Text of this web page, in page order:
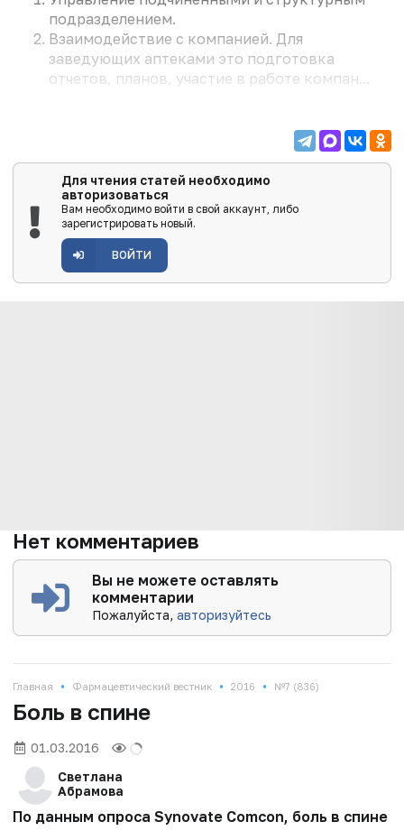
подразделением.
Взаимодействие с компанией. Для
заведующих аптеками это подготовка
отчетов, планов, участие в работе компан...
Для чтения статей необходимо
авторизоваться
Вам необходимо войти в свой аккаунт, либо
зарегистрировать новый.
ВОЙТИ
Нет комментариев
Вы не можете оставлять
комментарии
Пожалуйста,авторизуйтесь
Главная • Фармацевтический вестник • 2016 • №7 (836)
Боль в спине
01.03.2016
Светлана
Абрамова
По данным опроса Synovate Comcon, боль в спине